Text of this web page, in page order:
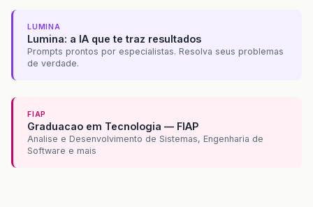
LUMINA
Lumina: a IA que te traz resultados
Prompts prontos por especialistas. Resolva seus problemas
de verdade.
FIAP
Graduacao em Tecnologia — FIAP
Analise e Desenvolvimento de Sistemas, Engenharia de
Software e mais